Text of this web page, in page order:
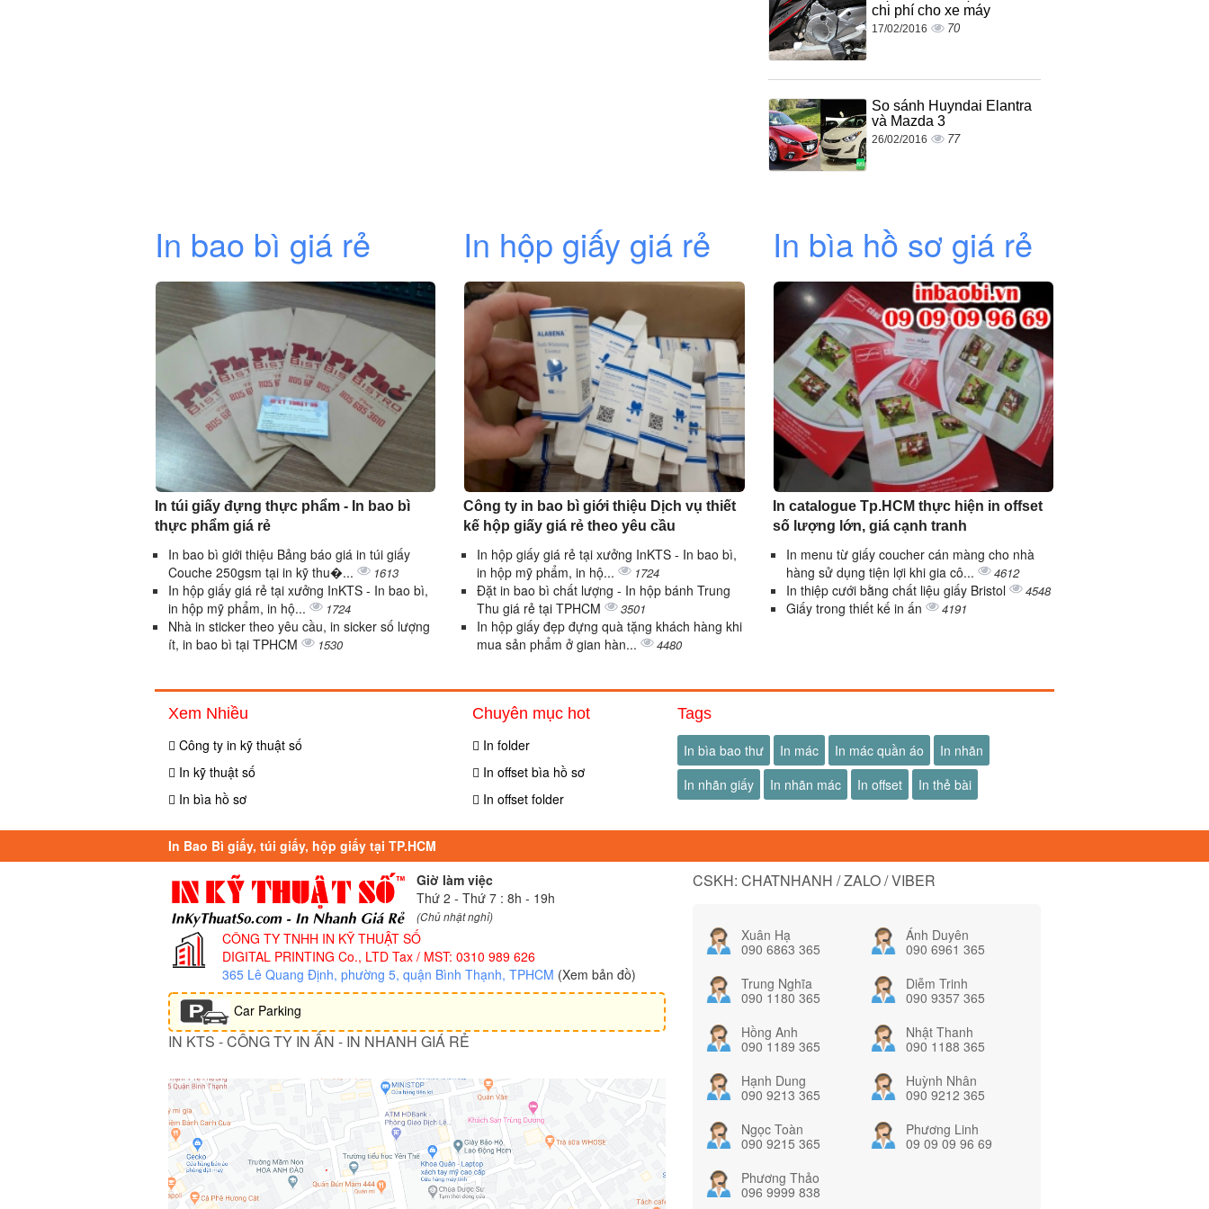
chi phí cho xe máy
17/02/2016 70
So sánh Huyndai Elantra
và Mazda 3
26/02/2016 77
In bao bì giá rẻ
In túi giấy đựng thực phẩm - In bao bì
thực phẩm giá rẻ
In bao bì giới thiệu Bảng báo giá in túi giấy
Couche 250gsm tại in kỹ thu�...
1613
In hộp giấy giá rẻ tại xưởng InKTS - In bao bì,
in hộp mỹ phẩm, in hộ...
1724
Nhà in sticker theo yêu cầu, in sicker số lượng
ít, in bao bì tại TPHCM
1530
In hộp giấy giá rẻ
Công ty in bao bì giới thiệu Dịch vụ thiết
kế hộp giấy giá rẻ theo yêu cầu
In hộp giấy giá rẻ tại xưởng InKTS - In bao bì,
in hộp mỹ phẩm, in hộ...
1724
Đặt in bao bì chất lượng - In hộp bánh Trung
Thu giá rẻ tại TPHCM
3501
In hộp giấy đẹp đựng quà tặng khách hàng khi
mua sản phẩm ở gian hàn...
4480
In bìa hồ sơ giá rẻ
In catalogue Tp.HCM thực hiện in offset
số lượng lớn, giá cạnh tranh
In menu từ giấy coucher cán màng cho nhà
hàng sử dụng tiện lợi khi gia cô...
4612
In thiệp cưới bằng chất liệu giấy Bristol 4548
Giấy trong thiết kế in ấn 4191
Xem Nhiều
Công ty in kỹ thuật số
In kỹ thuật số
In bìa hồ sơ
Chuyên mục hot
In folder
In offset bìa hồ sơ
In offset folder
Tags
In bìa bao thư In mác In mác quần áo
In nhãn
In nhãn giấy
In nhãn mác In offset In thẻ bài
In Bao Bì giấy, túi giấy, hộp giấy tại TP.HCM
Giờ làm việc
Thứ 2 - Thứ 7 : 8h - 19h
(Chủ nhật nghỉ)
CÔNG TY TNHH IN KỸ THUẬT SỐ
DIGITAL PRINTING Co., LTD Tax / MST: 0310 989 626
365 Lê Quang Định, phường 5, quận Bình Thạnh, TPHCM (Xem bản đồ)
Car Parking
IN KTS - CÔNG TY IN ẤN - IN NHANH GIÁ RẺ
CSKH: CHATNHANH / ZALO / VIBER
Xuân Hạ
090 6863 365
Ánh Duyên
090 6961 365
Trung Nghĩa
090 1180 365
Diễm Trinh
090 9357 365
Hồng Anh
090 1189 365
Nhật Thanh
090 1188 365
Hạnh Dung
090 9213 365
Huỳnh Nhân
090 9212 365
Ngọc Toàn
090 9215 365
Phương Linh
09 09 09 96 69
Phương Thảo
096 9999 838